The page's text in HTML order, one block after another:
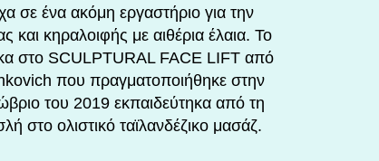
σε ένα ακόμη εργαστήριο για την
και κηραλοιφής με αιθέρια έλαια. Το
στο SCULPTURAL FACE LIFT από
που πραγματοποιήθηκε στην
του 2019 εκπαιδεύτηκα από τη
στο ολιστικό ταϊλανδέζικο μασάζ.